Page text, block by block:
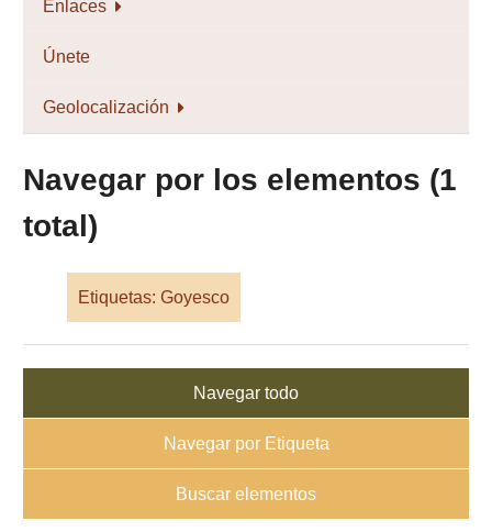
Enlaces
Únete
Geolocalización
Navegar por los elementos (1
total)
Etiquetas: Goyesco
Navegar todo
Navegar por Etiqueta
Buscar elementos